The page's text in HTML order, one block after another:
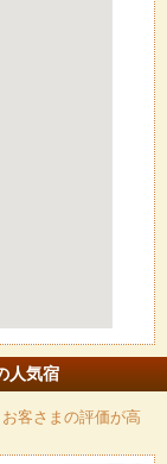
人気宿
客さまの評価が高